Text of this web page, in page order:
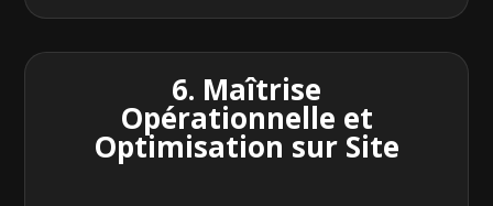
6. Maîtrise
Opérationnelle et
Optimisation sur Site